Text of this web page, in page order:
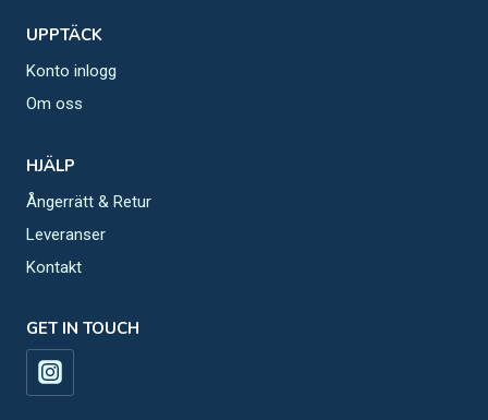
UPPTÄCK
Konto inlogg
Om oss
HJÄLP
Ångerrätt & Retur
Leveranser
Kontakt
GET IN TOUCH